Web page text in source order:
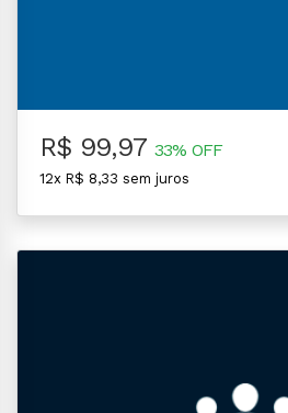
R$ 99,97 33% OFF
12x R$ 8,33 sem juros